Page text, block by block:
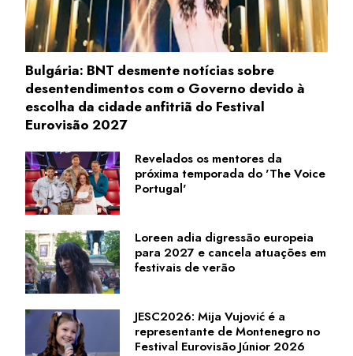
Bulgária: BNT desmente notícias sobre
desentendimentos com o Governo devido à
escolha da cidade anfitriã do Festival
Eurovisão 2027
Revelados os mentores da
próxima temporada do 'The Voice
Portugal'
Loreen adia digressão europeia
para 2027 e cancela atuações em
festivais de verão
JESC2026: Mija Vujović é a
representante de Montenegro no
Festival Eurovisão Júnior 2026